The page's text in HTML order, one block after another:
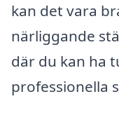
kan det vara
närliggande
där du kan ha
professionella